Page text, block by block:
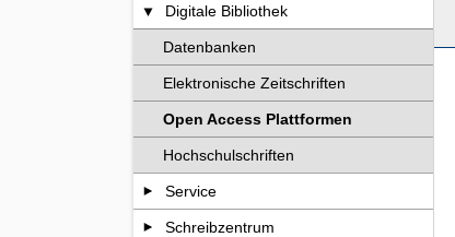
Digitale Bibliothek
Datenbanken
Elektronische Zeitschriften
Open Access Plattformen
Hochschulschriften
Service
Schreibzentrum